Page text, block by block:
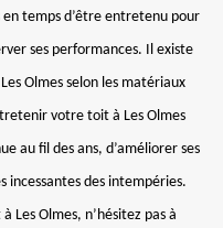
temps d’être entretenu pour
ses performances. Il existe
Olmes selon les matériaux
votre toit à Les Olmes
au fil des ans, d’améliorer ses
incessantes des intempéries.
Les Olmes, n’hésitez pas à